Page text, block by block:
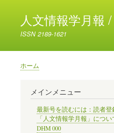
人文情報学月報
ISSN 2189-1621
パ
ホーム
メインメニュー
最新号を読むには：読者登
「人文情報学月報」につい
DHM 000